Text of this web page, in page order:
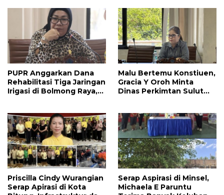
PUPR Anggarkan Dana
Rehabilitasi Tiga Jaringan
Irigasi di Bolmong Raya,
Malu Bertemu Konstiuen,
Gracia Y Oroh Minta
Dinas Perkimtan Sulut
Jalan di Tandengan I
Priscilla Cindy Wurangian
Serap Apirasi di Kota
Serap Aspirasi di Minsel,
Michaela E Paruntu